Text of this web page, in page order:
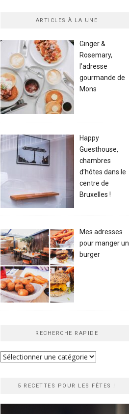
ARTICLES À LA UNE
Ginger &
Rosemary,
l’adresse
gourmande de
Mons
Happy
Guesthouse,
chambres
d’hôtes dans le
centre de
Bruxelles !
Mes adresses
pour manger un
burger
RECHERCHE RAPIDE
Recherche
5 RECETTES POUR LES FÊTES !